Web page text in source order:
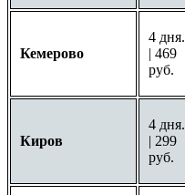
Кемерово
4 дня.
| 469
руб.
Киров
4 дня.
| 299
руб.